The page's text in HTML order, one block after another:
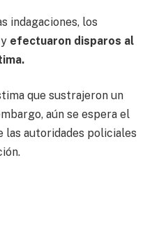
indagaciones, los
efectuaron disparos al
que sustrajeron un
aún se espera el
autoridades policiales